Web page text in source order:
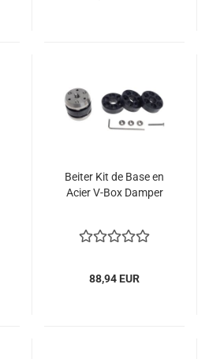
Beiter Kit de Base en
Acier V-Box Damper
88,94 EUR